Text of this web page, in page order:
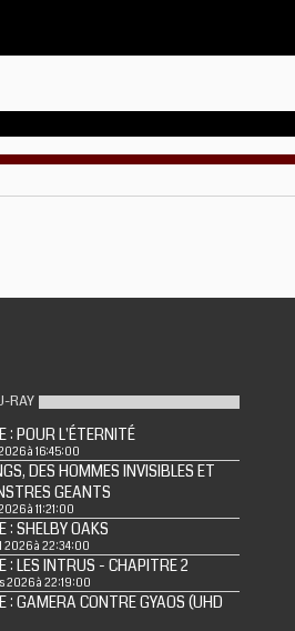
RAY
: POUR L'ÉTERNITÉ
à 16:45:00
DES HOMMES INVISIBLES ET
GEANTS
à 11:21:00
: SHELBY OAKS
2026 à 22:34:00
: LES INTRUS - CHAPITRE 2
2026 à 22:19:00
: GAMERA CONTRE GYAOS (UHD